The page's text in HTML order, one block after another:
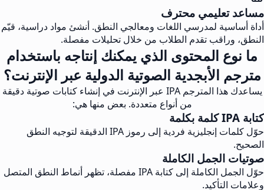
مساعد تعليمي محترف
أداة أساسية لمدرسي اللغات ومعالجي النطق. أنشئ مواد دراسية، قيّم
النطق، وراقب تقدم الطلاب من خلال تحليلات مفصلة.
ما نوع المحتوى الذي يمكنك إنتاجه باستخدام
مترجم الأبجدية الصوتية الدولية عبر الإنترنت؟
يساعدك هذا المترجم IPA عبر الإنترنت في إنشاء كتابات صوتية دقيقة
من أنواع متعددة. بعض منها هي:
كتابة IPA كلمة بكلمة
حوّل كلمات إنجليزية فردية إلى رموز IPA الدقيقة لتوجيه النطق
الصحيح.
صوتيات الجمل الكاملة
حوّل الجمل الكاملة إلى كتابة IPA مفصلة، تظهر أنماط النطق المتصل
وعلامات التأكيد.